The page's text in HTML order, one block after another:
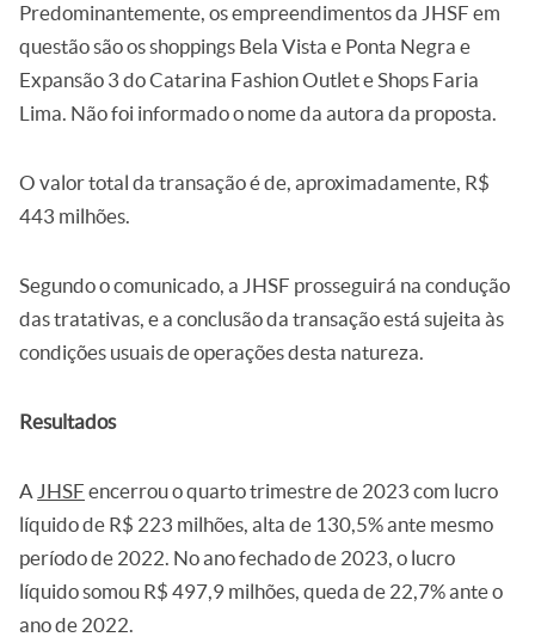
Predominantemente, os empreendimentos da JHSF em
questão são os shoppings Bela Vista e Ponta Negra e
Expansão 3 do Catarina Fashion Outlet e Shops Faria
Lima. Não foi informado o nome da autora da proposta.
O valor total da transação é de, aproximadamente, R$
443 milhões.
Segundo o comunicado, a JHSF prosseguirá na condução
das tratativas, e a conclusão da transação está sujeita às
condições usuais de operações desta natureza.
Resultados
A JHSF encerrou o quarto trimestre de 2023 com lucro
líquido de R$ 223 milhões, alta de 130,5% ante mesmo
período de 2022. No ano fechado de 2023, o lucro
líquido somou R$ 497,9 milhões, queda de 22,7% ante o
ano de 2022.